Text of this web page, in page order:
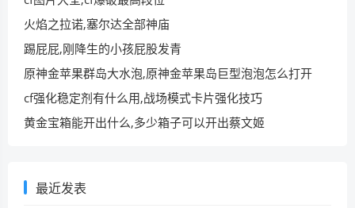
火焰之拉诺,塞尔达全部神庙
踢屁屁,刚降生的小孩屁股发青
原神金苹果群岛大水泡,原神金苹果岛巨型泡泡怎么打开
cf强化稳定剂有什么用,战场模式卡片强化技巧
黄金宝箱能开出什么,多少箱子可以开出蔡文姬
最近发表